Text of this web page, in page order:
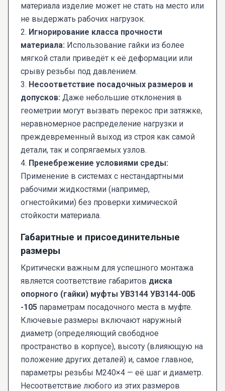
материала изделие может не стать на место или
не выдержать рабочих нагрузок.
2. Игнорирование класса прочности
материала: Использование гайки из более
мягкой стали приведёт к её деформации или
срыву резьбы под давлением.
3. Несоответствие посадочных размеров и
допусков: Даже небольшие отклонения в
геометрии могут вызвать перекос при затяжке,
неравномерное распределение нагрузки и
преждевременный выход из строя как самой
детали, так и сопрягаемых узлов.
4. Пренебрежение условиями среды:
Применение в системах с нестандартными
рабочими жидкостями (например,
огнестойкими) без проверки химической
стойкости материала.
Габаритные и присоединительные
размеры
Критически важным для успешного монтажа
является соответствие габаритов диска
опорного (гайки) муфты УВ3144 УВ3144-00Б
-105 параметрам посадочного места в муфте.
Ключевые размеры включают наружный
диаметр (определяющий свободное
пространство в корпусе), высоту (влияющую на
положение других деталей) и, самое главное,
параметры резьбы М240×4 — её шаг и диаметр.
Несоответствие любого из этих размеров